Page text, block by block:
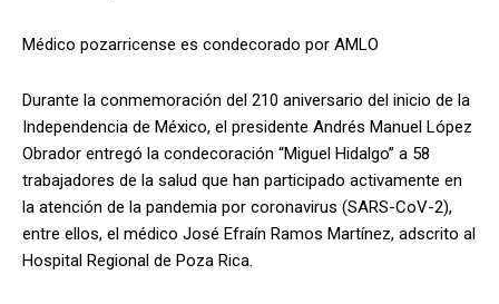
Médico pozarricense es condecorado por AMLO
Durante la conmemoración del 210 aniversario del inicio de la
Independencia de México, el presidente Andrés Manuel López
Obrador entregó la condecoración “Miguel Hidalgo” a 58
trabajadores de la salud que han participado activamente en
la atención de la pandemia por coronavirus (SARS-CoV-2),
entre ellos, el médico José Efraín Ramos Martínez, adscrito al
Hospital Regional de Poza Rica.